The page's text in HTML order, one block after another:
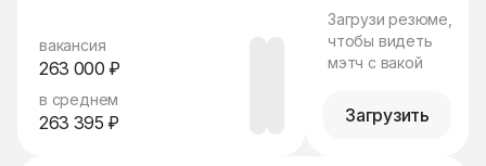
вакансия
263 000 ₽
в среднем
263 395 ₽
Загрузи резюме,
чтобы видеть
мэтч с вакой
Загрузить